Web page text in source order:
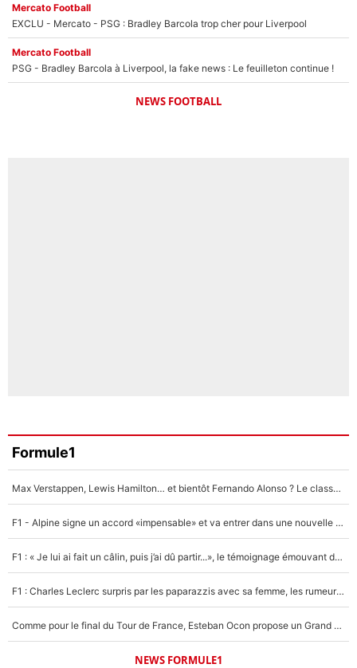
Mercato Football
EXCLU - Mercato - PSG : Bradley Barcola trop cher pour Liverpool
Mercato Football
PSG - Bradley Barcola à Liverpool, la fake news : Le feuilleton continue !
NEWS FOOTBALL
Formule1
Max Verstappen, Lewis Hamilton… et bientôt Fernando Alonso ? Le classement des pilotes les mieux payés en Formule 1 risque de changer !
F1 - Alpine signe un accord «impensable» et va entrer dans une nouvelle dimension : Grande nouvelle pour Pierre Gasly !
F1 : « Je lui ai fait un câlin, puis j’ai dû partir...», le témoignage émouvant de Max Verstappen sur sa fille
F1 : Charles Leclerc surpris par les paparazzis avec sa femme, les rumeurs étaient vraies !
Comme pour le final du Tour de France, Esteban Ocon propose un Grand Prix de Formule 1 à Paris : «Autour de l’Arc de Triomphe, ce serait génial» !
NEWS FORMULE1